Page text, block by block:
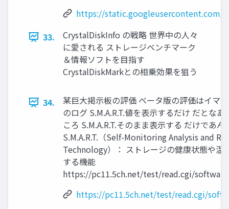
https://static.googleusercontent.com/
33.
CrystalDiskInfo の戦略 世界中の人々
に愛される ストレージベンチマーク
＆情報ソフトを目指す
CrystalDiskMarkとの相乗効果を狙う
34.
某巨大掲示板の評価 ベータ版の評価はイマ
のログ S.M.A.R.T.値を表示するだけ だとな
ころ S.M.A.R.T.そのまま表示する だけであ
S.M.A.R.T.（Self-Monitoring Analysis and
Technology）： ストレージの健康状態や温
する機能
https://pc11.5ch.net/test/read.cgi/
https://pc11.5ch.net/test/read.cgi/